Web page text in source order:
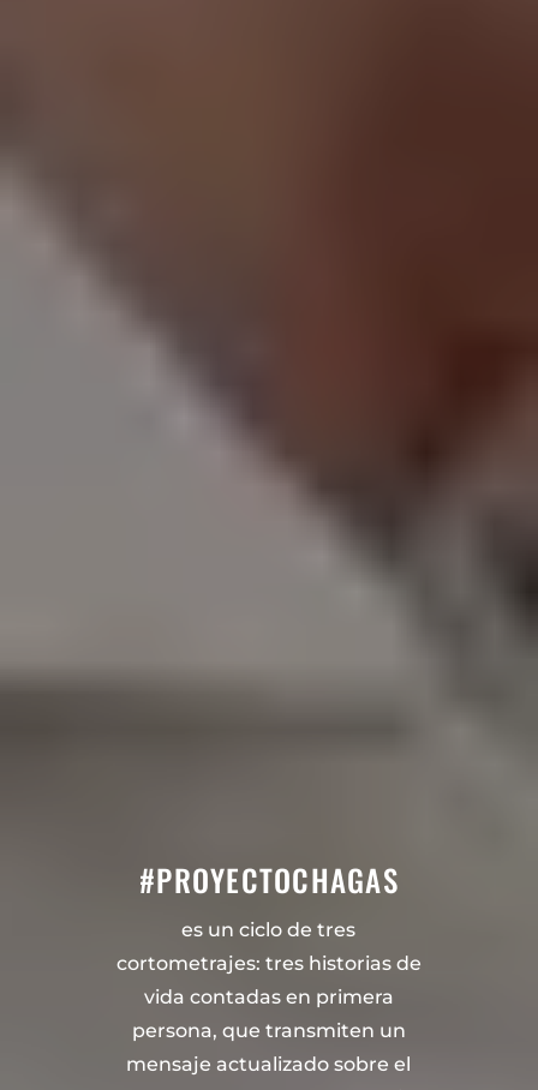
#PROYECTOCHAGAS
es un ciclo de tres
cortometrajes: tres historias de
vida contadas en primera
persona, que transmiten un
mensaje actualizado sobre el